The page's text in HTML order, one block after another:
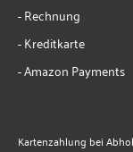
- Rechnung
- Kreditkarte
- Amazon Payments
Kartenzahlung bei